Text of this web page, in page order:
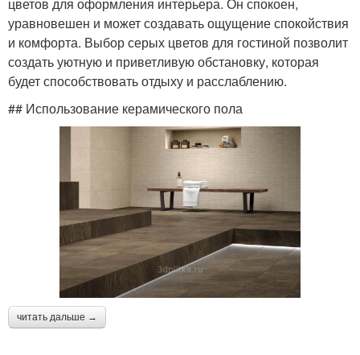
цветов для оформления интерьера. Он спокоен,
уравновешен и может создавать ощущение спокойствия
и комфорта. Выбор серых цветов для гостиной позволит
создать уютную и приветливую обстановку, которая
будет способствовать отдыху и расслаблению.
## Использование керамического пола
читать дальше →